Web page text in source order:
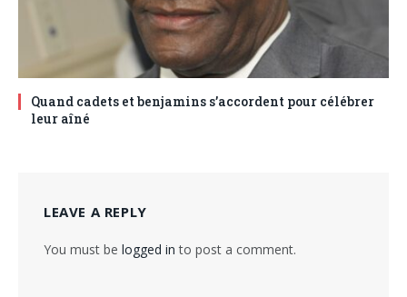
Quand cadets et benjamins s’accordent pour célébrer
leur aîné
LEAVE A REPLY
You must be logged in to post a comment.